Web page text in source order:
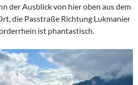
der Ausblick von hier oben aus dem
die Passtraße Richtung Lukmanier
ist phantastisch.